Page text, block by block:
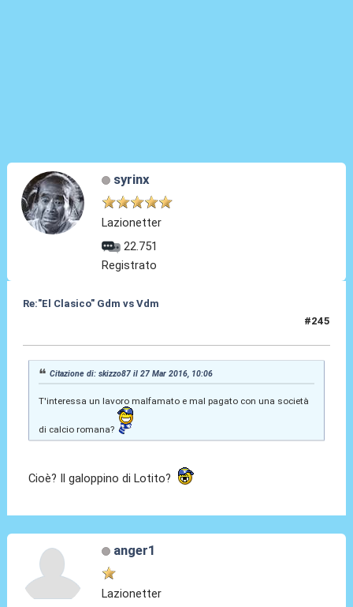
syrinx
Lazionetter
22.751
Registrato
Re:"El Clasico" Gdm vs Vdm
#245
Citazione di: skizzo87 il 27 Mar 2016, 10:06
T'interessa un lavoro malfamato e mal pagato con una società
di calcio romana?
Cioè? Il galoppino di Lotito?
anger1
Lazionetter